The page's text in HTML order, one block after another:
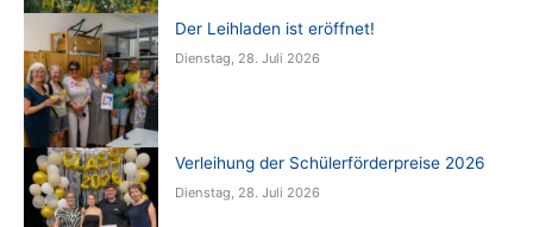
Der Leihladen ist eröffnet!
Dienstag, 28. Juli 2026
Verleihung der Schülerförderpreise 2026
Dienstag, 28. Juli 2026